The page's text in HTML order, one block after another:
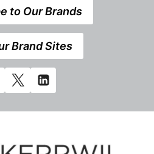
to Our Brands
Brand Sites